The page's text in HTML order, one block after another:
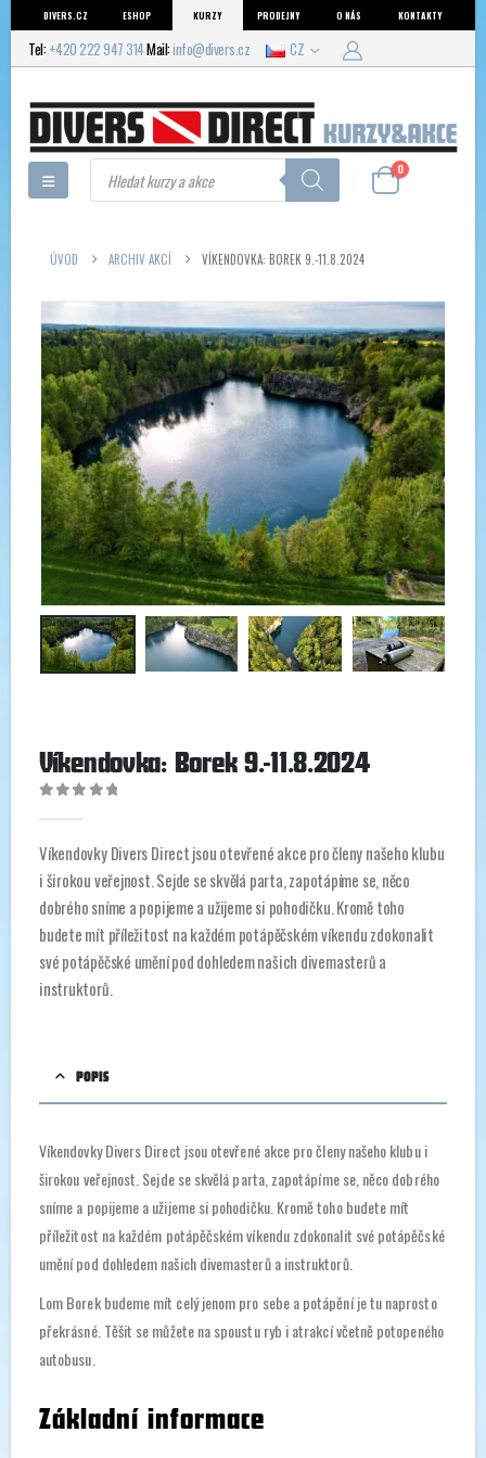
DIVERS.CZ ESHOP KURZY PRODEJNY O NÁS KONTAKTY
Tel: +420 222 947 314Mail:info@divers.cz CZ
Products
search 0
ÚVOD ARCHIV AKCÍ VÍKENDOVKA: BOREK 9.-11.8.2024
Víkendovka: Borek 9.-11.8.2024
Víkendovky Divers Direct jsou otevřené akce pro členy našeho klubu
i širokou veřejnost. Sejde se skvělá parta, zapotápíme se, něco
dobrého sníme a popijeme a užijeme si pohodičku. Kromě toho
budete mít příležitost na každém potápěčském víkendu zdokonalit
své potápěčské umění pod dohledem našich divemasterů a
instruktorů.
POPIS
Víkendovky Divers Direct jsou otevřené akce pro členy našeho klubu i
širokou veřejnost. Sejde se skvělá parta, zapotápíme se, něco dobrého
sníme a popijeme a užijeme si pohodičku. Kromě toho budete mít
příležitost na každém potápěčském víkendu zdokonalit své potápěčské
umění pod dohledem našich divemasterů a instruktorů.
Lom Borek budeme mít celý jenom pro sebe a potápění je tu naprosto
překrásné. Těšit se můžete na spoustu ryb i atrakcí včetně potopeného
autobusu.
Základní informace